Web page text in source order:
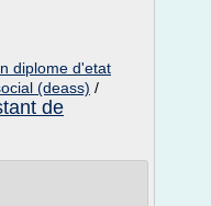
diplome d'etat
(deass) /
de